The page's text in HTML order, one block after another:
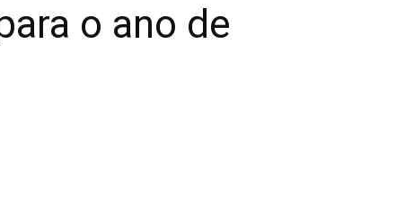
o ano de